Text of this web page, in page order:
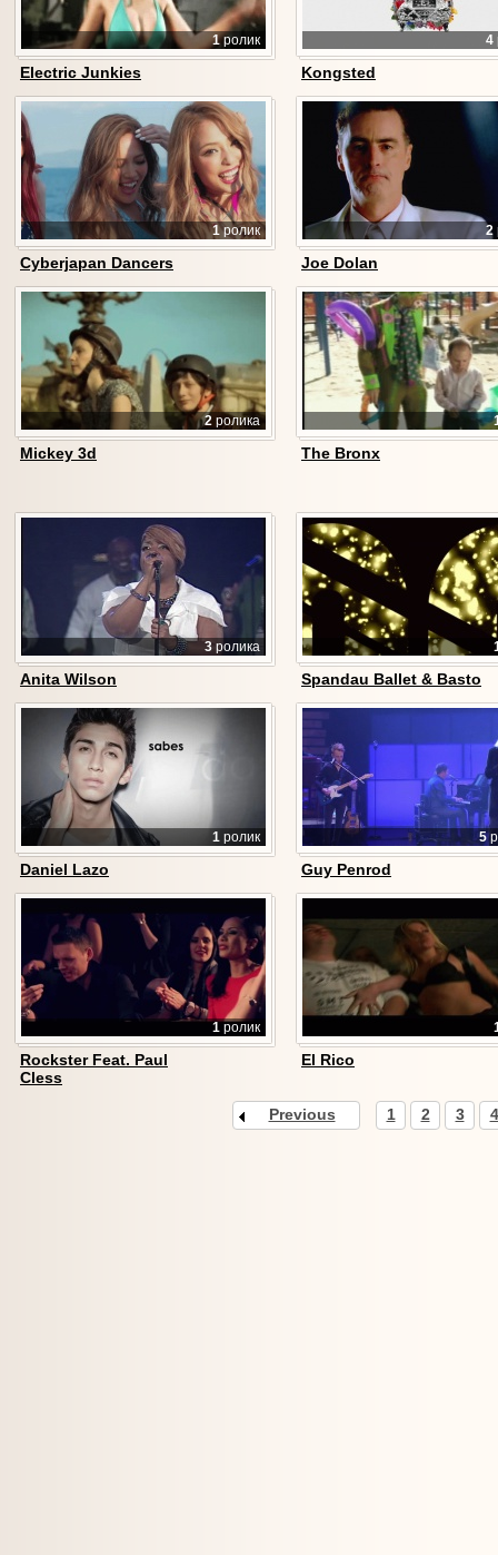
1ролик
Electric Junkies
4
Kongsted
1ролик
Cyberjapan Dancers
2
Joe Dolan
2 ролика
Mickey 3d The Bronx
3 ролика
Anita Wilson Spandau Ballet & Basto
1 ролик
Daniel Lazo
5
Guy Penrod
1 ролик
Rockster Feat. Paul
Cless
El Rico
Previous 1 2 3 4